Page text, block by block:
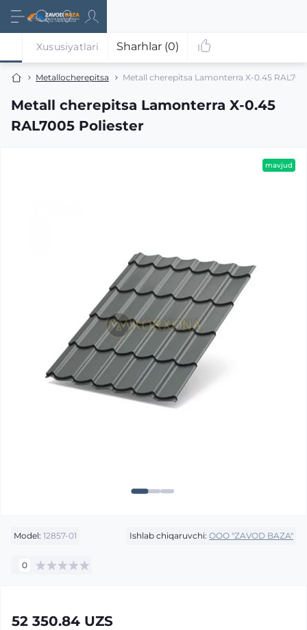
Metallocherepitsa Metall cherepitsa Lamonterra X-0.45
Metall cherepitsa Lamonterra X-0.45
RAL7005 Poliester
Xususiyatlari Sharhlar (0)
mavjud
Model: 12857-01 Ishlab chiqaruvchi: OOO "ZAVOD BAZA"
0
52 350.84 UZS